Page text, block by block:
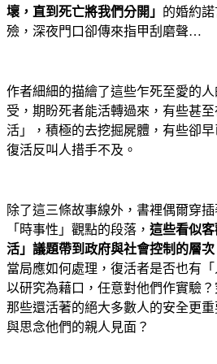
壞，直到死亡將我們分開」 的婚約
殮，深夜門口卻傳來指甲刮磨聲…
作者細細的描繪了這些乍死至愛的
受，期盼死者能活轉過來，有些甚
活」，積極的去挖掘屍體，有些卻
復活反叫人措手不及。
除了這三條故事線外，書裡偶爾穿
「時事性」觀點的段落， 這些看似
活」議題帶到政府與社會控制的層次
當局應如何處理，復活者是否也有
以研究為藉口，任意對他們作實驗
那些還活著的絕大多數人的安全更
與思念他們的親人見面？